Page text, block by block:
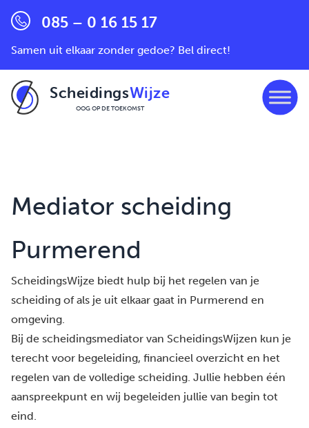
085 – 0 16 15 17
Samen uit elkaar zonder gedoe? Bel direct!
ScheidingsWijze
OOG OP DE TOEKOMST
Mediator scheiding
Purmerend
ScheidingsWijze biedt hulp bij het regelen van je
scheiding of als je uit elkaar gaat in Purmerend en
omgeving.
Bij de scheidingsmediator van ScheidingsWijzen kun je
terecht voor begeleiding, financieel overzicht en het
regelen van de volledige scheiding. Jullie hebben één
aanspreekpunt en wij begeleiden jullie van begin tot
eind.